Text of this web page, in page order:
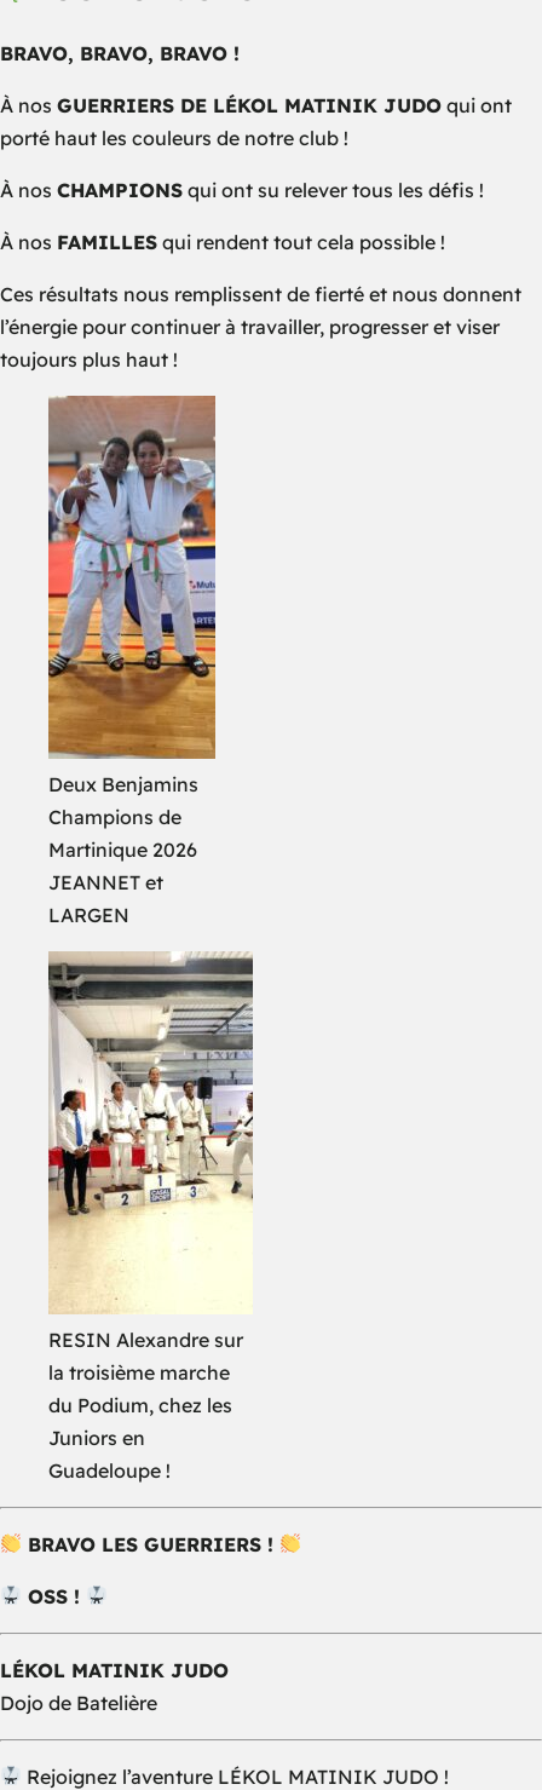
BRAVO, BRAVO, BRAVO !
À nos GUERRIERS DE LÉKOL MATINIK JUDO qui ont
porté haut les couleurs de notre club !
À nos CHAMPIONS qui ont su relever tous les défis !
À nos FAMILLES qui rendent tout cela possible !
Ces résultats nous remplissent de fierté et nous donnent
l’énergie pour continuer à travailler, progresser et viser
toujours plus haut !
Deux Benjamins
Champions de
Martinique 2026
JEANNET et
LARGEN
RESIN Alexandre sur
la troisième marche
du Podium, chez les
Juniors en
Guadeloupe !
BRAVO LES GUERRIERS !
OSS !
LÉKOL MATINIK JUDO
Dojo de Batelière
Rejoignez l’aventure LÉKOL MATINIK JUDO !